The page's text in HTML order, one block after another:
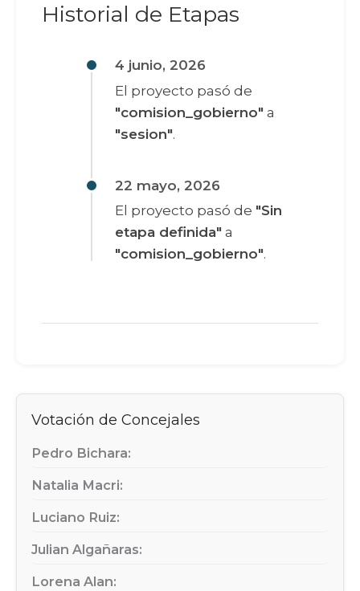
Historial de Etapas
4 junio, 2026
El proyecto pasó de
"comision_gobierno" a
"sesion".
22 mayo, 2026
El proyecto pasó de "Sin
etapa definida" a
"comision_gobierno".
Votación de Concejales
Pedro Bichara:
Natalia Macri:
Luciano Ruiz:
Julian Algañaras:
Lorena Alan: